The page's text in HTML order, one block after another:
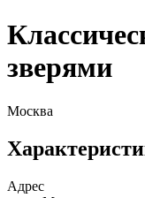
зверями
Москва
Адрес